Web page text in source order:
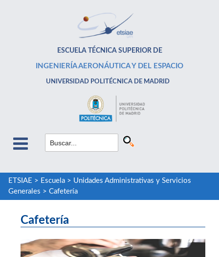
ESCUELA TÉCNICA SUPERIOR DE
INGENIERÍA AERONÁUTICA Y DEL ESPACIO
UNIVERSIDAD POLITÉCNICA DE MADRID
ETSIAE > Escuela> Unidades Administrativas y Servicios
Generales > Cafetería
Cafetería